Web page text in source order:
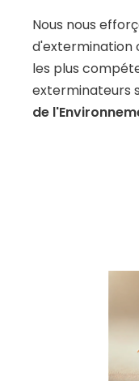
Nous nous
d'extermination
les plus
exterminateurs
de